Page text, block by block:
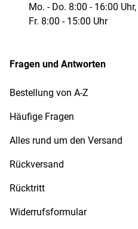
Mo. - Do. 8:00 - 16:00 Uhr,
Fr. 8:00 - 15:00 Uhr
Fragen und Antworten
Bestellung von A-Z
Häufige Fragen
Alles rund um den Versand
Rückversand
Rücktritt
Widerrufsformular